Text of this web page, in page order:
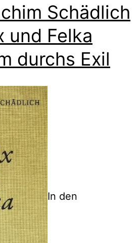
Schädlich
und Felka
durchs Exil
In den